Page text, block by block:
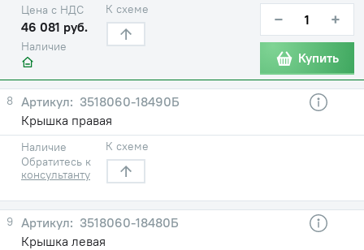
Наличие
Цена с НДС
46 081 руб.
К схеме − +
Купить
8
3518060-18490Б
Крышка правая
Наличие
Обратитесь к
консультанту
К схеме
9
3518060-18480Б
Крышка левая